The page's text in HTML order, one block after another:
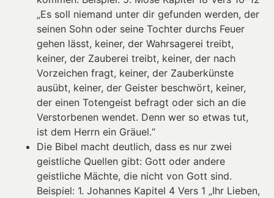
„Es soll niemand unter dir gefunden werden, der
seinen Sohn oder seine Tochter durchs Feuer
gehen lässt, keiner, der Wahrsagerei treibt,
keiner, der Zauberei treibt, keiner, der nach
Vorzeichen fragt, keiner, der Zauberkünste
ausübt, keiner, der Geister beschwört, keiner,
der einen Totengeist befragt oder sich an die
Verstorbenen wendet. Denn wer so etwas tut,
ist dem Herrn ein Gräuel.“
Die Bibel macht deutlich, dass es nur zwei
geistliche Quellen gibt: Gott oder andere
geistliche Mächte, die nicht von Gott sind.
Beispiel: 1. Johannes Kapitel 4 Vers 1 „Ihr Lieben,